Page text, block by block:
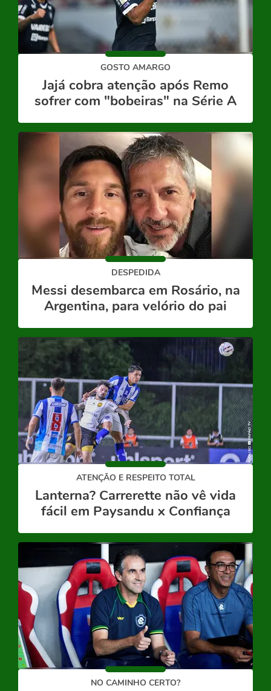
GOSTO AMARGO
Jajá cobra atenção após Remo
sofrer com "bobeiras" na Série A
DESPEDIDA
Messi desembarca em Rosário, na
Argentina, para velório do pai
ATENÇÃO E RESPEITO TOTAL
Lanterna? Carrerette não vê vida
fácil em Paysandu x Confiança
NO CAMINHO CERTO?